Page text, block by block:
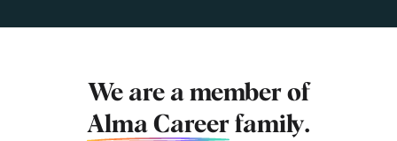
We are a member of
Alma Career family.